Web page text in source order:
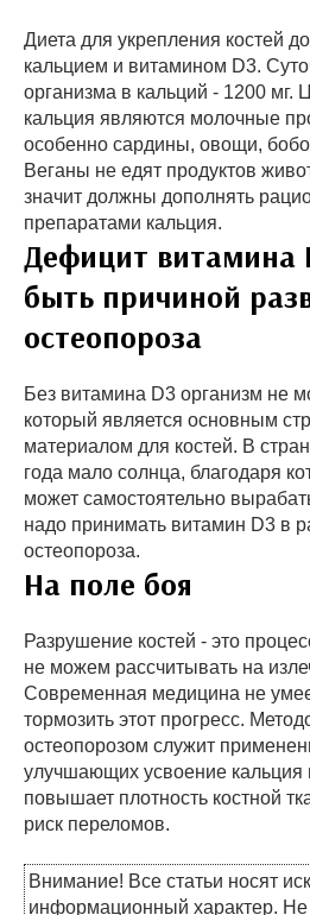
Диета для укрепления костей
кальцием и витамином D3.
организма в кальций - 1200 мг.
кальция являются молочные
особенно сардины, овощи,
Веганы не едят продуктов
значит должны дополнять
препаратами кальция.
Дефицит витамина
быть причиной
остеопороза
Без витамина D3 организм не
который является основным
материалом для костей. В
года мало солнца, благодаря
может самостоятельно
надо принимать витамин D3 в
остеопороза.
На поле боя
Разрушение костей - это
не можем рассчитывать на
Современная медицина не
тормозить этот прогресс.
остеопорозом служит
улучшающих усвоение кальция
повышает плотность костной
риск переломов.
Внимание! Все статьи носят
информационный характер. Не